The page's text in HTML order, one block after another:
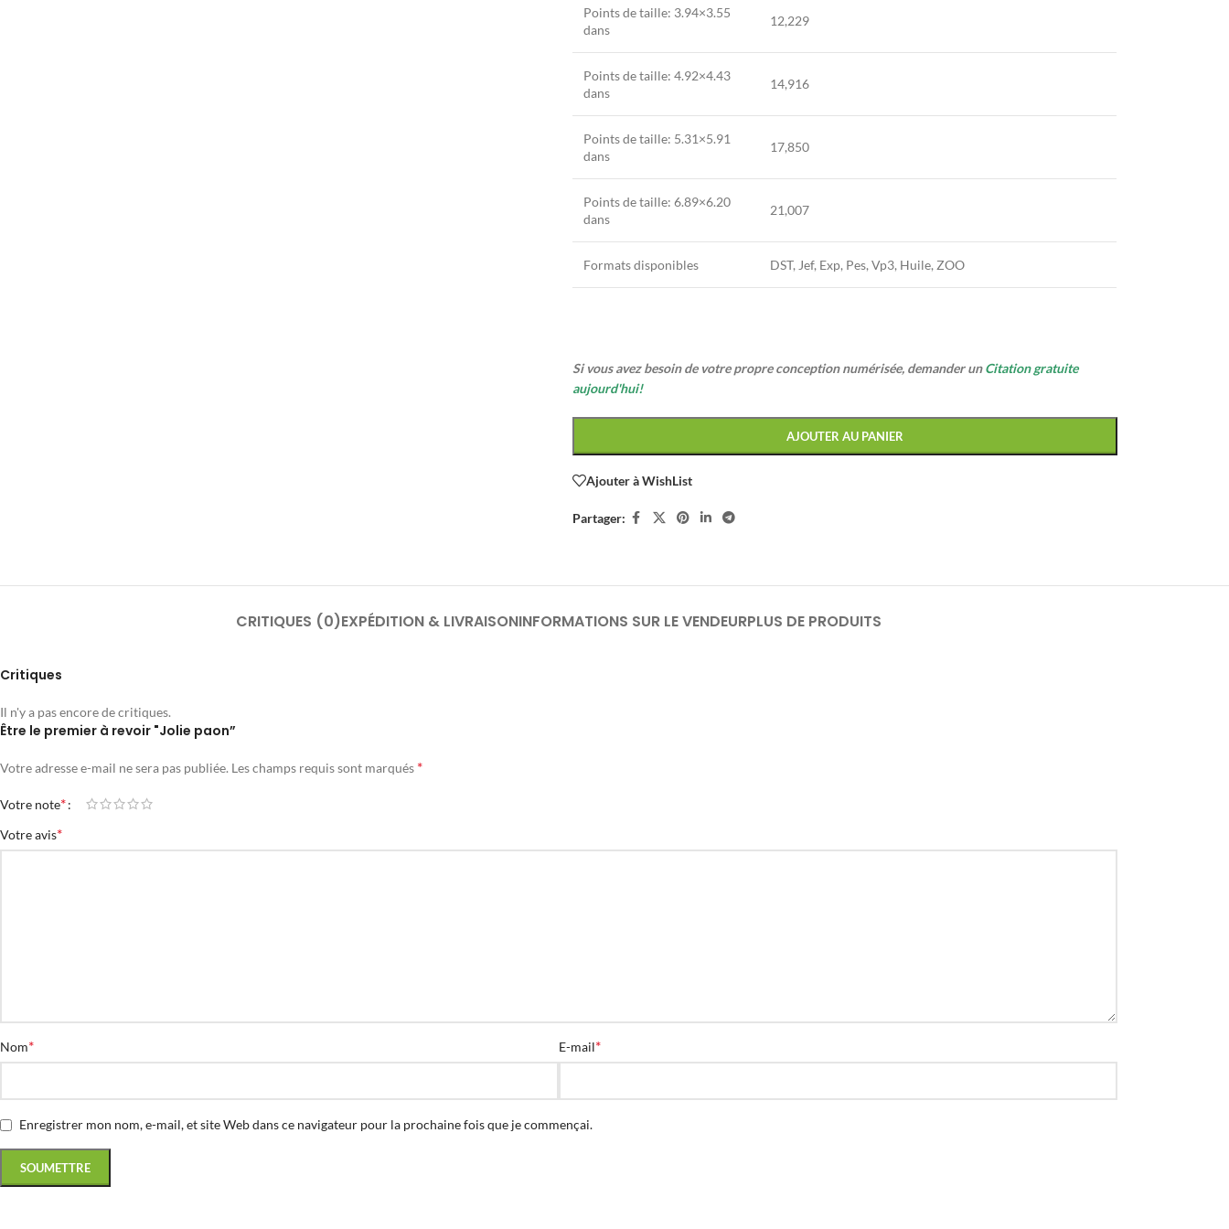
Points de taille: 3.94×3.55
dans
12,229
Points de taille: 4.92×4.43
dans
14,916
Points de taille: 5.31×5.91
dans
17,850
Points de taille: 6.89×6.20
dans
21,007
Formats disponibles DST, Jef, Exp, Pes, Vp3, Huile, ZOO
Si vous avez besoin de votre propre conception numérisée, demander unCitation gratuite
aujourd'hui!
AJOUTER AU PANIER
Ajouter à WishList
Partager:
CRITIQUES (0)EXPÉDITION & LIVRAISONINFORMATIONS SUR LE VENDEURPLUS DE PRODUITS
Critiques
Il n'y a pas encore de critiques.
Être le premier à revoir "Jolie paon”
Votre adresse e-mail ne sera pas publiée. Les champs requis sont marqués *
Votre note*
Votre avis*
Nom* E-mail*
Enregistrer mon nom, e-mail, et site Web dans ce navigateur pour la prochaine fois que je commençai.